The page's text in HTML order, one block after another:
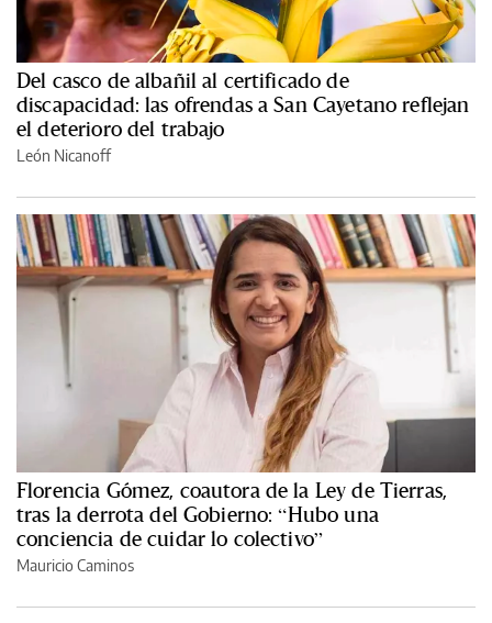
Del casco de albañil al certificado de
discapacidad: las ofrendas a San Cayetano reflejan
el deterioro del trabajo
León Nicanoff
Florencia Gómez, coautora de la Ley de Tierras,
tras la derrota del Gobierno: “Hubo una
conciencia de cuidar lo colectivo”
Mauricio Caminos